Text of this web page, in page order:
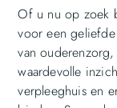
Of u nu op zoek
voor een
van
waardevolle
verpleeghuis en